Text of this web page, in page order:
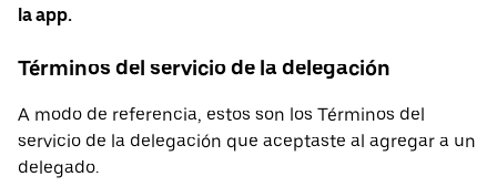
la app.
Términos del servicio de la delegación
A modo de referencia, estos son los Términos del
servicio de la delegación que aceptaste al agregar a un
delegado.